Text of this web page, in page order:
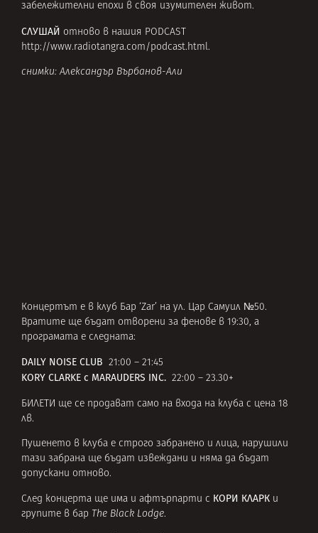
забележителни епохи в своя изумителен живот.
СЛУШАЙ отново в нашия PODCAST
http://www.radiotangra.com/podcast.html.
снимки: Александър Върбанов-Али
Концертът е в клуб Бар ‘Zar’ на ул. Цар Самуил №50.
Вратите ще бъдат отворени за фенове в 19:30, а
програмата е следната:
DAILY NOISE CLUB 21:00 – 21:45
KORY CLARKE с MARAUDERS INC. 22:00 – 23.30+
БИЛЕТИ ще се продават само на входа на клуба с цена 18
лв.
Пушенето в клуба е строго забранено и лица, нарушили
тази забрана ще бъдат извеждани и няма да бъдат
допускани отново.
След концерта ще има и афтърпарти с КОРИ КЛАРК и
групите в бар The Black Lodge.